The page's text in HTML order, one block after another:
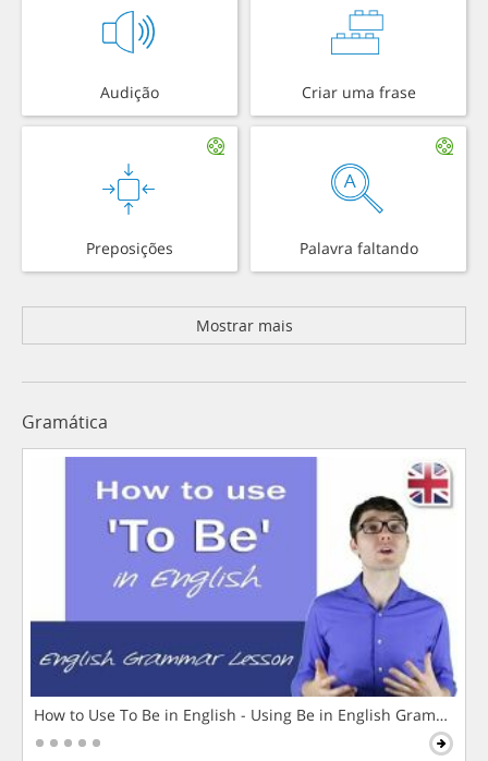
Audição Criar uma frase
Preposições Palavra faltando
Mostrar mais
Gramática
How to Use To Be in English - Using Be in English Grammar